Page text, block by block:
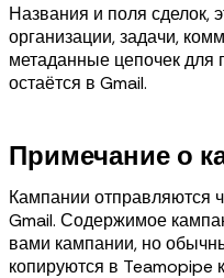
Названия и поля сделок,
организации, задачи,
метаданные цепочек для
остаётся в Gmail.
Примечание о
Кампании отправляются
Gmail. Содержимое
вами кампании, но
копируются в Teamopipe